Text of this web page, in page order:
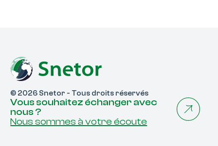
© 2026 Snetor - Tous droits réservés
Vous souhaitez échanger avec
nous ?
Nous sommes à votre écoute